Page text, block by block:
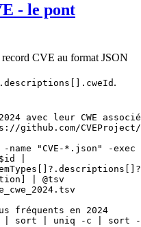
- le pont
CVE au format JSON
.
avec leur CWE associé
github.com/
-name "CVE-*.json" -exec
|
| @tsv
fréquents en 2024
sort uniq -c sort